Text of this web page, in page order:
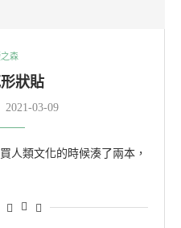
森
狀貼
2021-03-09
人類文化的時候湊了兩本，